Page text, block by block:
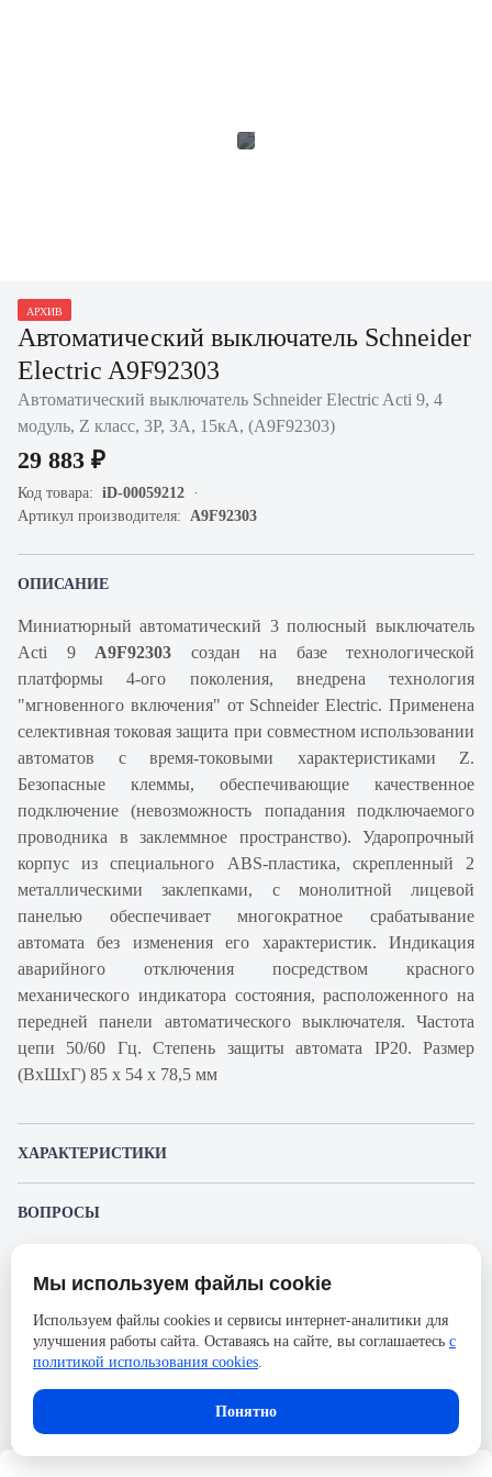
АРХИВ
Автоматический выключатель Schneider
Electric A9F92303
Автоматический выключатель Schneider Electric Acti 9, 4
модуль, Z класс, 3P, 3А, 15кА, (A9F92303)
29 883 ₽
Код товара: iD-00059212
Артикул производителя: A9F92303
ОПИСАНИЕ
Миниатюрный автоматический 3 полюсный выключатель
Acti 9 A9F92303 создан на базе технологической
платформы 4-ого поколения, внедрена технология
"мгновенного включения" от Schneider Electric. Применена
селективная токовая защита при совместном использовании
автоматов с время-токовыми характеристиками Z.
Безопасные клеммы, обеспечивающие качественное
подключение (невозможность попадания подключаемого
проводника в заклеммное пространство). Ударопрочный
корпус из специального ABS-пластика, скрепленный 2
металлическими заклепками, с монолитной лицевой
панелью обеспечивает многократное срабатывание
автомата без изменения его характеристик. Индикация
аварийного отключения посредством красного
механического индикатора состояния, расположенного на
передней панели автоматического выключателя. Частота
цепи 50/60 Гц. Степень защиты автомата IP20. Размер
(ВхШхГ) 85 х 54 х 78,5 мм
ХАРАКТЕРИСТИКИ
Производитель
Серия
Acti 9
Номинальный ток
Напряжение, В
133
Количество полюсов
ВОПРОСЫ
Пожалуйста, авторизуйтесь, чтобы иметь
возможность оставлять вопросы.
Представленные изображения и характеристики могут отличаться от реального
без предварительного уведомления. Компания АйДистрибьют не несёт
ответственности в случае не соответствия текущей модели товаров фотографиям,
размещённым в карточке товара.
Мы используем файлы cookie
Используем файлы cookies и сервисы интернет-аналитики для
улучшения работы сайта. Оставаясь на сайте, вы соглашаетесь с
политикой использования cookies.
Понятно